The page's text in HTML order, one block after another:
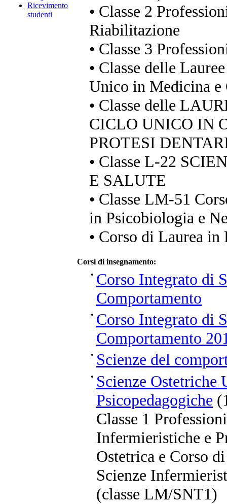
Ricevimento
studenti
• Classe 2
Riabilitazione
• Classe 3
• Classe delle
Unico in Medicina e
• Classe delle
CICLO UNICO IN
PROTESI
• Classe L-22
E SALUTE
• Classe LM-51
in Psicobiologia e
• Corso di Laurea in
Corsi di insegnamento:
• Corso Integrato di
Comportamento
• Corso Integrato di
Comportamento
• Scienze del
• Scienze Ostetriche
Psicopedagogiche
Classe 1
Infermieristiche e
Ostetrica e Corso
Scienze
(classe LM/SNT1)